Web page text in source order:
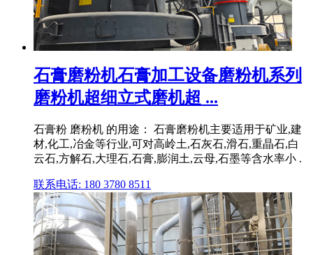
石膏磨粉机石膏加工设备磨粉机系列
磨粉机超细立式磨机超 ...
石膏粉 磨粉机 的用途： 石膏磨粉机主要适用于矿业,建
材,化工,冶金等行业,可对高岭土,石灰石,滑石,重晶石,白
云石,方解石,大理石,石膏,膨润土,云母,石墨等含水率小 .
联系电话: 180 3780 8511